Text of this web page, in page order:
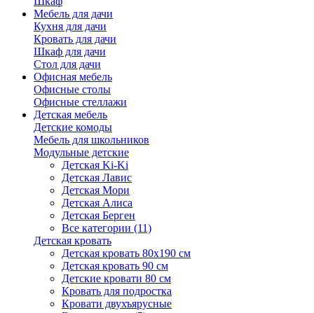
Мебель для дачи
Кухня для дачи
Кровать для дачи
Шкаф для дачи
Стол для дачи
Офисная мебель
Офисные столы
Офисные стеллажи
Детская мебель
Детские комоды
Мебель для школьников
Модульные детские
Детская Ki-Ki
Детская Лавис
Детская Мори
Детская Алиса
Детская Берген
Все категории (11)
Детская кровать
Детская кровать 80х190 см
Детская кровать 90 см
Детские кровати 80 см
Кровать для подростка
Кровати двухъярусные